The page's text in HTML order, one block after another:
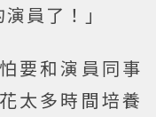
員了！」
要和演員同事
太多時間培養